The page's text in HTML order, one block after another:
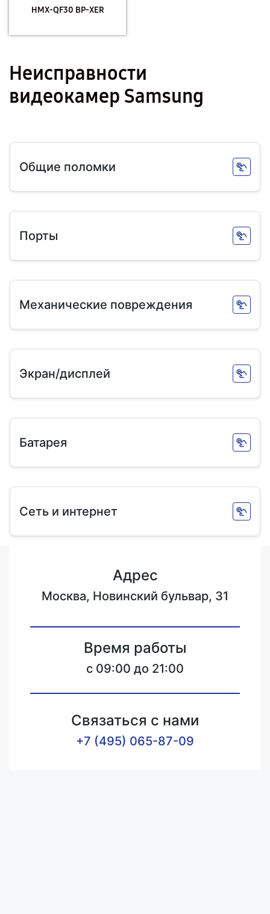
HMX-QF30 BP-XER
Неисправности
видеокамер Samsung
Общие поломки
Порты
Механические повреждения
Экран/дисплей
Батарея
Сеть и интернет
Адрес
Москва, Новинский бульвар, 31
Время работы
c 09:00 до 21:00
Связаться с нами
+7 (495) 065-87-09